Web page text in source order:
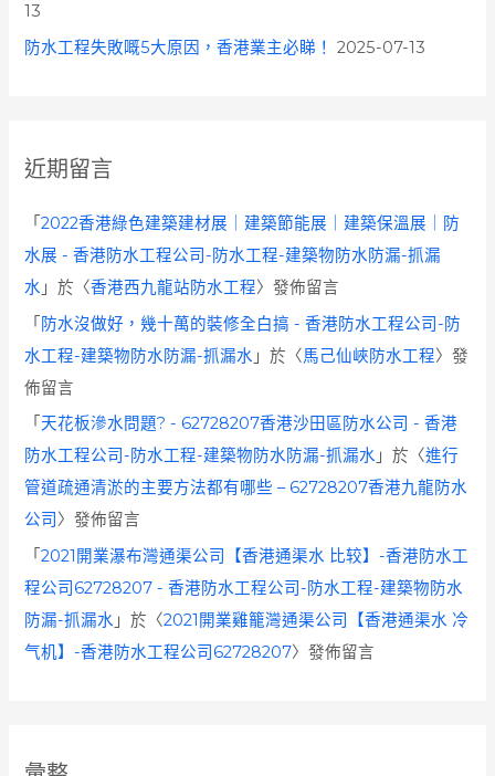
13
防水工程失敗嘅5大原因，香港業主必睇！
2025-07-13
近期留言
「2022香港綠色建築建材展｜建築節能展｜建築保溫展｜防
水展 - 香港防水工程公司-防水工程-建築物防水防漏-抓漏
水 」於〈香港西九龍站防水工程〉發佈留言
「 防水沒做好，幾十萬的裝修全白搞 - 香港防水工程公司-防
水工程-建築物防水防漏-抓漏水 」於〈馬己仙峽防水工程〉發
佈留言
「 天花板滲水問題? - 62728207香港沙田區防水公司 - 香港
防水工程公司-防水工程-建築物防水防漏-抓漏水 」於〈進行
管道疏通清淤的主要方法都有哪些 – 62728207香港九龍防水
公司 〉發佈留言
「2021開業瀑布灣通渠公司【香港通渠水 比较】-香港防水工
程公司62728207 - 香港防水工程公司-防水工程-建築物防水
防漏-抓漏水 」於〈2021開業雞籠灣通渠公司【香港通渠水 冷
气机】-香港防水工程公司62728207〉發佈留言